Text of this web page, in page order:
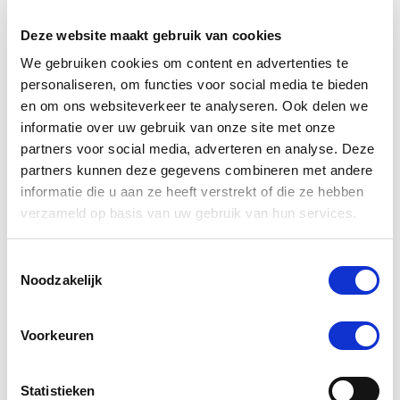
Deze website maakt gebruik van cookies
We gebruiken cookies om content en advertenties te
personaliseren, om functies voor social media te bieden
en om ons websiteverkeer te analyseren. Ook delen we
informatie over uw gebruik van onze site met onze
partners voor social media, adverteren en analyse. Deze
partners kunnen deze gegevens combineren met andere
informatie die u aan ze heeft verstrekt of die ze hebben
verzameld op basis van uw gebruik van hun services.
Noodzakelijk
Voorkeuren
Statistieken
Anderen kochten ook